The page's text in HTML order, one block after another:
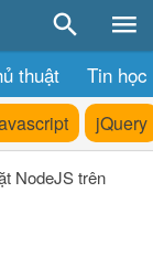
thuật Tin học
jQuery
NodeJS trên